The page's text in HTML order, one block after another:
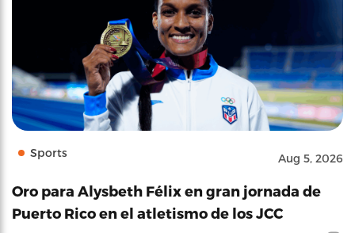
Sports Aug 5, 2026
Oro para Alysbeth Félix en gran jornada de
Puerto Rico en el atletismo de los JCC